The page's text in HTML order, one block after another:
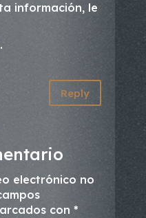
información, le
Reply
electrónico no
con *